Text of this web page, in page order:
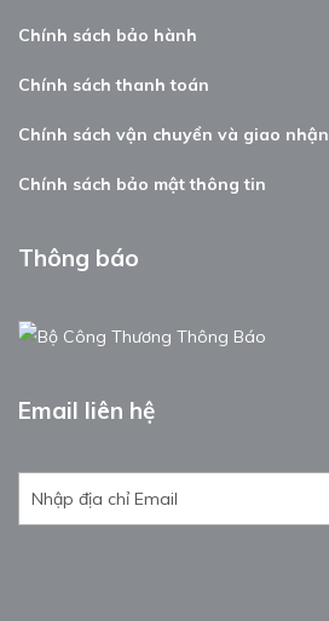
Chính sách bảo hành
Chính sách thanh toán
Chính sách vận chuyển và giao nhận
Chính sách bảo mật thông tin
Thông báo
Email liên hệ